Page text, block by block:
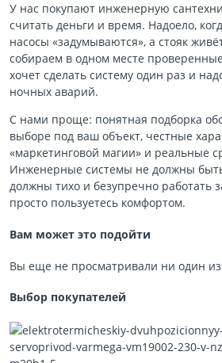
У нас покупают инженерную
считать деньги и время. Надоело,
насосы «задумываются», а стояк
собираем в одном месте
хочет сделать систему один раз и
ночных аварий.
С нами проще: понятная подборка
выборе под ваш объект, честные
«маркетинговой магии» и реальные
Инженерные системы не должны
должны тихо и безупречно работать
просто пользуетесь комфортом.
Вам может это подойти
Вы еще не просматривали ни один из
Выбор покупателей